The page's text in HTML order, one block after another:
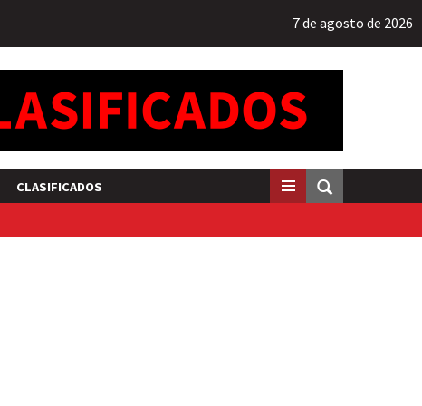
7 de agosto de 2026
CLASIFICADOS